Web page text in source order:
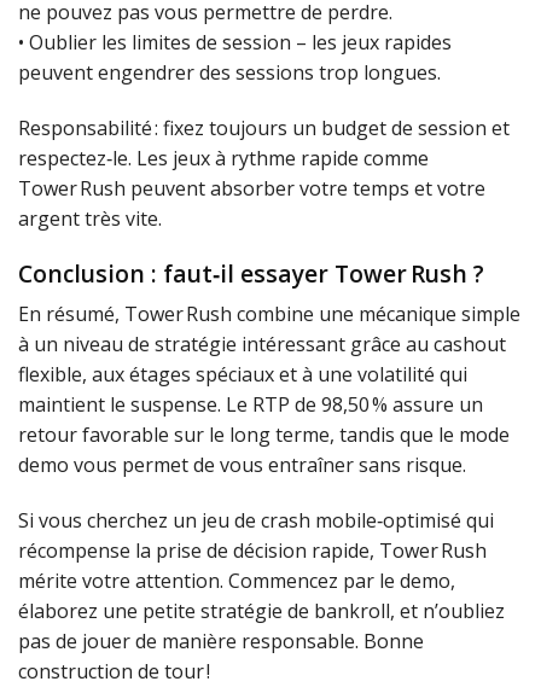
ne pouvez pas vous permettre de perdre.
• Oublier les limites de session – les jeux rapides
peuvent engendrer des sessions trop longues.
Responsabilité : fixez toujours un budget de session et
respectez‑le. Les jeux à rythme rapide comme
Tower Rush peuvent absorber votre temps et votre
argent très vite.
Conclusion : faut‑il essayer Tower Rush ?
En résumé, Tower Rush combine une mécanique simple
à un niveau de stratégie intéressant grâce au cashout
flexible, aux étages spéciaux et à une volatilité qui
maintient le suspense. Le RTP de 98,50 % assure un
retour favorable sur le long terme, tandis que le mode
demo vous permet de vous entraîner sans risque.
Si vous cherchez un jeu de crash mobile‑optimisé qui
récompense la prise de décision rapide, Tower Rush
mérite votre attention. Commencez par le demo,
élaborez une petite stratégie de bankroll, et n’oubliez
pas de jouer de manière responsable. Bonne
construction de tour !